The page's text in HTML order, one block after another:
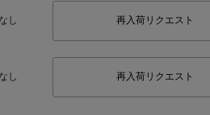
し 再入荷リクエスト
し 再入荷リクエスト